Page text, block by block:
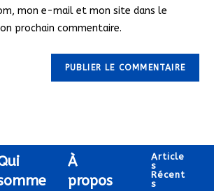
mon e-mail et mon site dans le
prochain commentaire.
À
propos
Article
S
Récent
S